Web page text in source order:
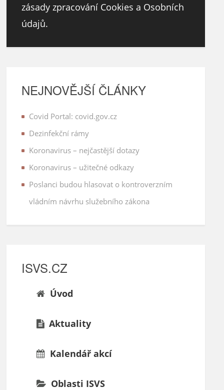
zásady zpracování Cookies a Osobních
údajů.
NEJNOVĚJŠÍ ČLÁNKY
Covid Portal: covid.gov.cz
Dezinfekční rámy
Koronavirus – nejčastější dotazy
Koronavirus – užitečné odkazy
Poslanci budou hlasovat o kontroverzním
vládním návrhu služebního zákona
ISVS.CZ
Úvod
Aktuality
Kalendář akcí
Oblasti ISVS